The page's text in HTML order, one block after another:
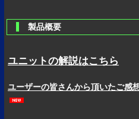
製品概要
ユニットの解説はこちら
ユーザーの皆さんから頂いたご感